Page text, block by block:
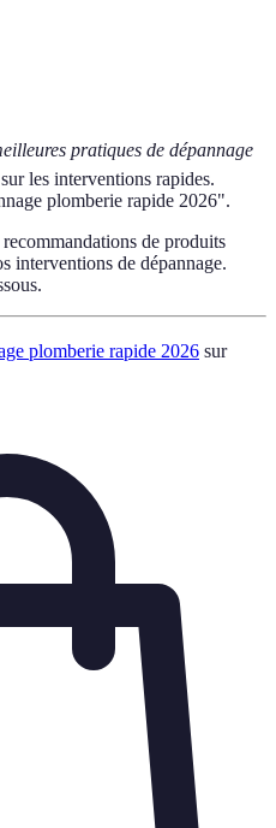
pratiques de dépannage
les interventions rapides.
plomberie rapide 2026".
de produits
interventions de dépannage.
plomberie rapide 2026 sur